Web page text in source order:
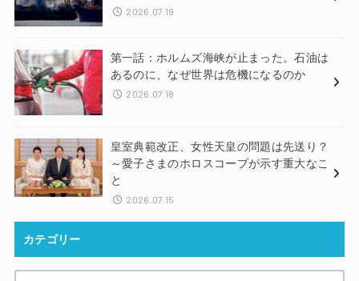
2026.07.19
第一話：ホルムズ海峡が止まった。石油は
あるのに、なぜ世界は危機になるのか
2026.07.18
皇室典範改正、女性天皇の問題は先送り？
～愛子さまのホロスコープが示す重大なこ
と
2026.07.15
カテゴリー